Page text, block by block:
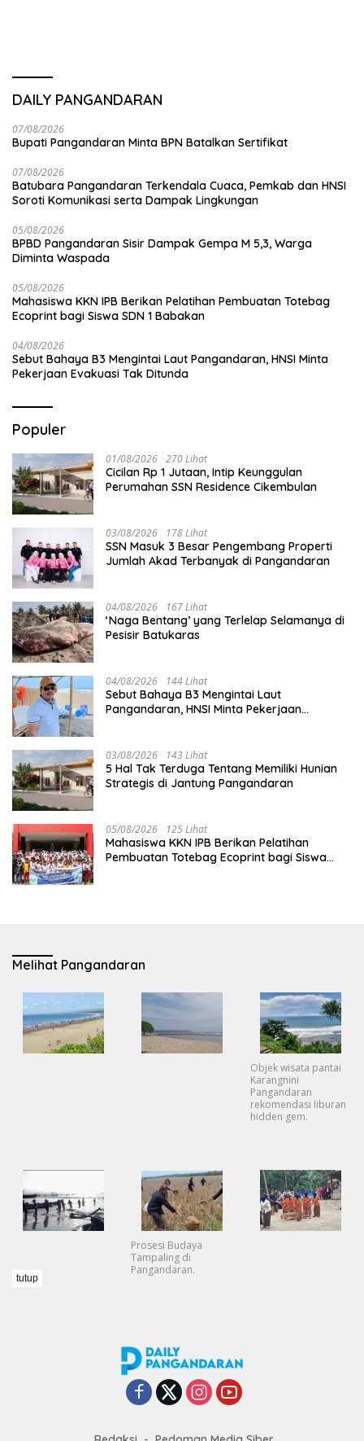
DAILY PANGANDARAN
07/08/2026
Bupati Pangandaran Minta BPN Batalkan Sertifikat
07/08/2026
Batubara Pangandaran Terkendala Cuaca, Pemkab dan HNSI
Soroti Komunikasi serta Dampak Lingkungan
05/08/2026
BPBD Pangandaran Sisir Dampak Gempa M 5,3, Warga
Diminta Waspada
05/08/2026
Mahasiswa KKN IPB Berikan Pelatihan Pembuatan Totebag
Ecoprint bagi Siswa SDN 1 Babakan
04/08/2026
Sebut Bahaya B3 Mengintai Laut Pangandaran, HNSI Minta
Pekerjaan Evakuasi Tak Ditunda
Populer
01/08/2026 270 Lihat
Cicilan Rp 1 Jutaan, Intip Keunggulan
Perumahan SSN Residence Cikembulan
03/08/2026 178 Lihat
SSN Masuk 3 Besar Pengembang Properti
Jumlah Akad Terbanyak di Pangandaran
04/08/2026 167 Lihat
‘Naga Bentang’ yang Terlelap Selamanya di
Pesisir Batukaras
04/08/2026 144 Lihat
Sebut Bahaya B3 Mengintai Laut
Pangandaran, HNSI Minta Pekerjaan
03/08/2026 143 Lihat
5 Hal Tak Terduga Tentang Memiliki Hunian
Strategis di Jantung Pangandaran
05/08/2026 125 Lihat
Mahasiswa KKN IPB Berikan Pelatihan
Pembuatan Totebag Ecoprint bagi Siswa
Melihat Pangandaran
Objek wisata pantai
Karangnini
Pangandaran
rekomendasi liburan
hidden gem.
Prosesi Budaya
Tampaling di
Pangandaran.
tutup